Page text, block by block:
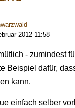
2012 11:58
- zumindest
Beispiel dafür,
kann.
einfach selber